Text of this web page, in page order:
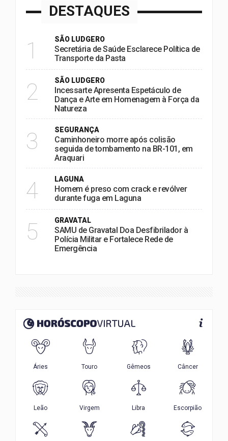
DESTAQUES
1 SÃO LUDGERO
Secretária de Saúde Esclarece Política de
Transporte da Pasta
2 SÃO LUDGERO
Incessarte Apresenta Espetáculo de
Dança e Arte em Homenagem à Força da
Natureza
3 SEGURANÇA
Caminhoneiro morre após colisão
seguida de tombamento na BR-101, em
Araquari
4 LAGUNA
Homem é preso com crack e revólver
durante fuga em Laguna
5 GRAVATAL
SAMU de Gravatal Doa Desfibrilador à
Polícia Militar e Fortalece Rede de
Emergência